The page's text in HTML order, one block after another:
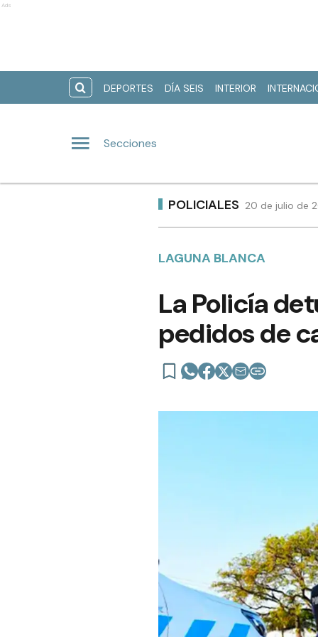
Ads
DEPORTES DÍA SEIS INTERIOR
Secciones
POLICIALES 20 de julio de
LAGUNA BLANCA
La Policía
pedidos de